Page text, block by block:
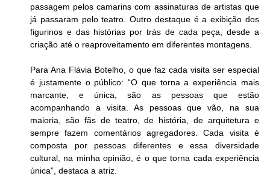
passagem pelos camarins com assinaturas de artistas que
já passaram pelo teatro. Outro destaque é a exibição dos
figurinos e das histórias por trás de cada peça, desde a
criação até o reaproveitamento em diferentes montagens.
Para Ana Flávia Botelho, o que faz cada visita ser especial
é justamente o público: “O que torna a experiência mais
marcante, e única, são as pessoas que estão
acompanhando a visita. As pessoas que vão, na sua
maioria, são fãs de teatro, de história, de arquitetura e
sempre fazem comentários agregadores. Cada visita é
composta por pessoas diferentes e essa diversidade
cultural, na minha opinião, é o que torna cada experiência
única”, destaca a atriz.